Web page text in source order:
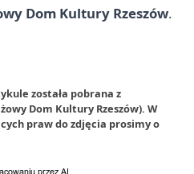
Dom Kultury Rzeszów.
została pobrana z
Dom Kultury Rzeszów). W
praw do zdjęcia prosimy o